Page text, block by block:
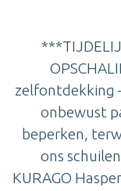
zelfontdekking
onbewust
beperken,
ons
KURAGO